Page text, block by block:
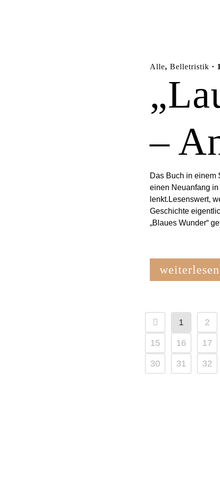
Alle, Belletristik ·
–
Das Buch in einem
einen Neuanfang
lenkt.Lesenswert,
Geschichte
„Blaues Wunder“
weiterlesen
1 2
15 16 17
30 31 32